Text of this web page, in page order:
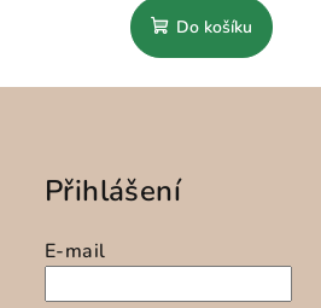
Do košíku
Přihlášení
E-mail